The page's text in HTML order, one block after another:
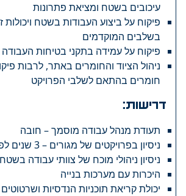
עיכובים בשטח ומציאת פתרונות
פיקוח על ביצוע העבודות בשטח ויכולות
בשלבים המוקדמים
פיקוח על עמידה בתקני בטיחות
ניהול הציוד והחומרים באתר, לרבות
חומרים בהתאם לשלבי הפרויקט
דרישות:
תעודת מנהל עבודה מוסמך – חובה
ניסיון בפרויקטים של מגורים – 3 שנים לפחות
ניסיון ניהולי מוכח של צוותי עבודה בשטח
היכרות עם מערכות בנייה
יכולת קריאת תוכניות הנדסיות ושרטוטים